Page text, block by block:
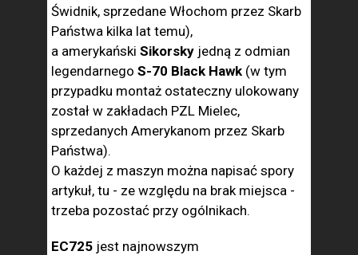
Świdnik, sprzedane Włochom przez Skarb
Państwa kilka lat temu),
a amerykański Sikorsky jedną z odmian
legendarnego S-70 Black Hawk (w tym
przypadku montaż ostateczny ulokowany
został w zakładach PZL Mielec,
sprzedanych Amerykanom przez Skarb
Państwa).
O każdej z maszyn można napisać spory
artykuł, tu - ze względu na brak miejsca -
trzeba pozostać przy ogólnikach.
EC725 jest najnowszym